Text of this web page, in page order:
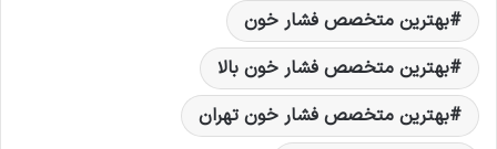
بهترین متخصص فشار خون
بهترین متخصص فشار خون بالا
بهترین متخصص فشار خون تهران